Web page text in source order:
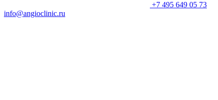
+7 495 649 05 73
info@angioclinic.ru